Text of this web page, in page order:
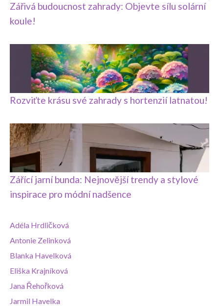
Zářivá budoucnost zahrady: Objevte sílu solární
koule!
Rozviťte krásu své zahrady s hortenzií latnatou!
Zářící jarní bunda: Nejnovější trendy a stylové
inspirace pro módní nadšence
Adéla Hrdličková
Antonie Zelinková
Blanka Havelková
Eliška Krajníková
Jana Řehořková
Jarmil Havelka